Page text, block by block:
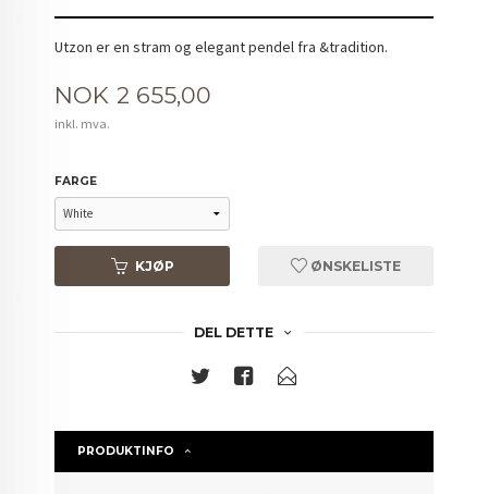
Utzon er en stram og elegant pendel fra &tradition.
Pris
NOK 2 655,00
inkl. mva.
FARGE
KJØP ØNSKELISTE
DEL DETTE
PRODUKTINFO